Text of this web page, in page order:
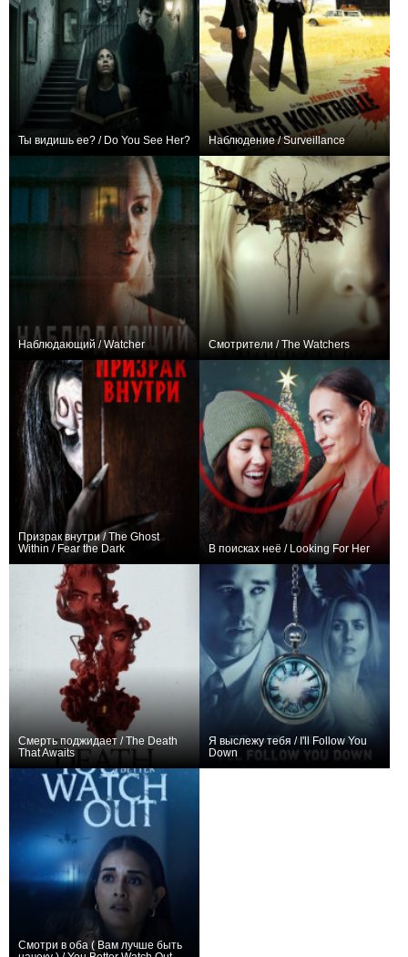
Ты видишь ее? / Do You See Her? Наблюдение / Surveillance
Наблюдающий / Watcher Смотрители / The Watchers
Призрак внутри / The Ghost
Within / Fear the Dark
В поисках неё / Looking For Her
Смерть поджидает / The Death
That Awaits
Я выслежу тебя / I'll Follow You
Down
Смотри в оба ( Вам лучше быть